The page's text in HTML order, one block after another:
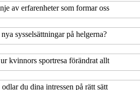
av erfarenheter som formar oss
sysselsättningar på helgerna?
kvinnors sportresa förändrat allt
du dina intressen på rätt sätt